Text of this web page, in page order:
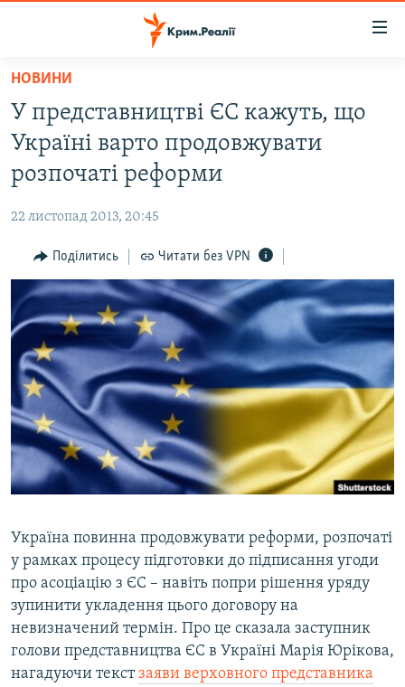
Перейти
основного
матеріалу
Перейти
до
основної
Перейти
до
пошуку
ВОДА.КРИМ
ВІДЕО ТА ФОТО
БЛОГИ
ПОГЛЯД
ІНТЕРВ'Ю
ВСЕ ЗА ДЕНЬ
СПЕЦПРОЕКТИ
ДЕПОРТАЦІЯ
ВІДЕОУРОКИ «ELIFBE»
СВІДЧЕННЯ ОКУПАЦІЇ
УКРАЇНСЬКА ПРОБЛЕМА КРИМУ
ЯК ОБІЙТИ БЛОКУВАННЯ
Русский
Qırımtatar
Усі сайти RFE/RL
НОВИНИ
У представництві ЄС кажуть, що
Україні варто продовжувати
розпочаті реформи
22 листопад 2013, 20:45
Поділитись Читати без VPN
Україна повинна продовжувати реформи, розпочаті
у рамках процесу підготовки до підписання угоди
про асоціацію з ЄС – навіть попри рішення уряду
зупинити укладення цього договору на
невизначений термін. Про це сказала заступник
голови представництва ЄС в Україні Марія Юрікова,
нагадуючи текстзаяви верховного представника